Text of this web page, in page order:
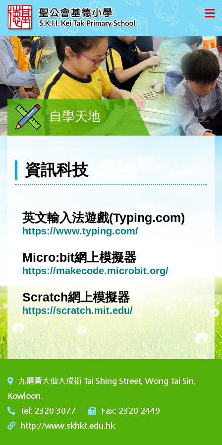
自學天地
資訊科技
英文輸入法遊戲(Typing.com)
https://www.typing.com/
Micro:bit網上模擬器
https://makecode.microbit.org/
Scratch網上模擬器
https://scratch.mit.edu/
九龍黃大仙大成街 Tai Shing Street, Wong Tai Sin,
Kowloon.
Tel: 2320 3077
Fax: 2320 2449
http://www.skhkt.edu.hk